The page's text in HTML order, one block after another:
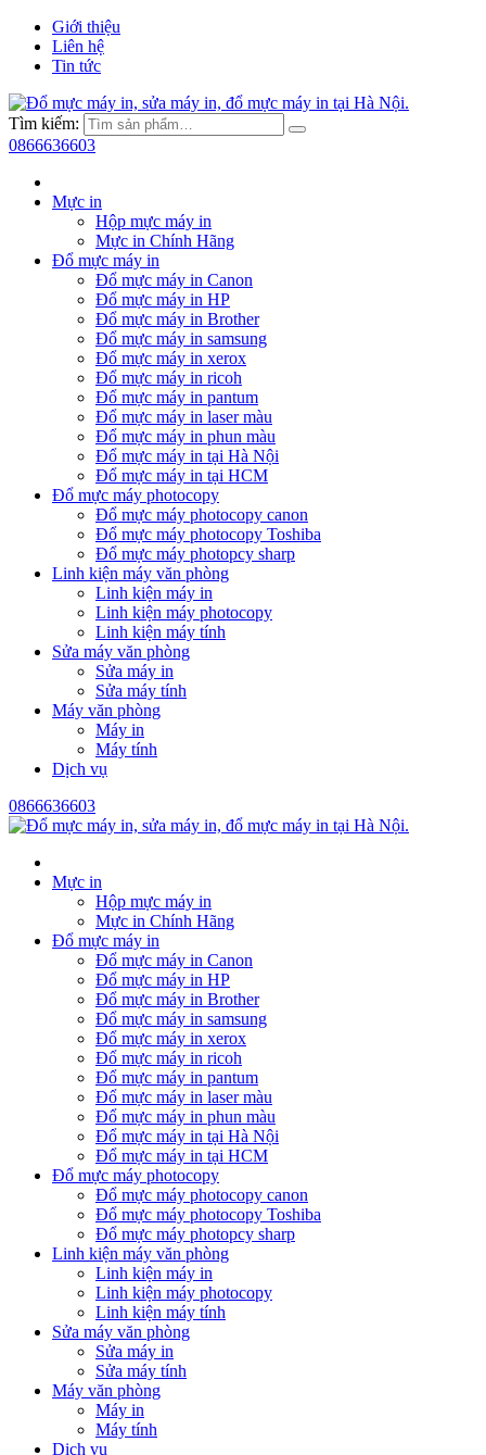
Giới thiệu
Liên hệ
Tin tức
Tìm kiếm:
0866636603
Mực in
Hộp mực máy in
Mực in Chính Hãng
Đổ mực máy in
Đổ mực máy in Canon
Đổ mực máy in HP
Đổ mực máy in Brother
Đổ mực máy in samsung
Đổ mực máy in xerox
Đổ mực máy in ricoh
Đổ mực máy in pantum
Đổ mực máy in laser màu
Đổ mực máy in phun màu
Đổ mực máy in tại Hà Nội
Đổ mực máy in tại HCM
Đổ mực máy photocopy
Đổ mực máy photocopy canon
Đổ mực máy photocopy Toshiba
Đổ mực máy photopcy sharp
Linh kiện máy văn phòng
Linh kiện máy in
Linh kiện máy photocopy
Linh kiện máy tính
Sửa máy văn phòng
Sửa máy in
Sửa máy tính
Máy văn phòng
Máy in
Máy tính
Dịch vụ
0866636603
Mực in
Hộp mực máy in
Mực in Chính Hãng
Đổ mực máy in
Đổ mực máy in Canon
Đổ mực máy in HP
Đổ mực máy in Brother
Đổ mực máy in samsung
Đổ mực máy in xerox
Đổ mực máy in ricoh
Đổ mực máy in pantum
Đổ mực máy in laser màu
Đổ mực máy in phun màu
Đổ mực máy in tại Hà Nội
Đổ mực máy in tại HCM
Đổ mực máy photocopy
Đổ mực máy photocopy canon
Đổ mực máy photocopy Toshiba
Đổ mực máy photopcy sharp
Linh kiện máy văn phòng
Linh kiện máy in
Linh kiện máy photocopy
Linh kiện máy tính
Sửa máy văn phòng
Sửa máy in
Sửa máy tính
Máy văn phòng
Máy in
Máy tính
Dịch vụ